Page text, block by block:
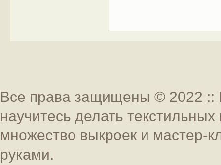
Все права защищены © 2022
научитесь делать
множество выкроек и мастер-
руками.